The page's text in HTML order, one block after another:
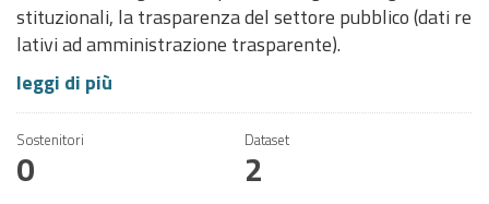
stituzionali, la trasparenza del settore pubblico (dati re
lativi ad amministrazione trasparente).
leggi di più
Sostenitori
0
Dataset
2